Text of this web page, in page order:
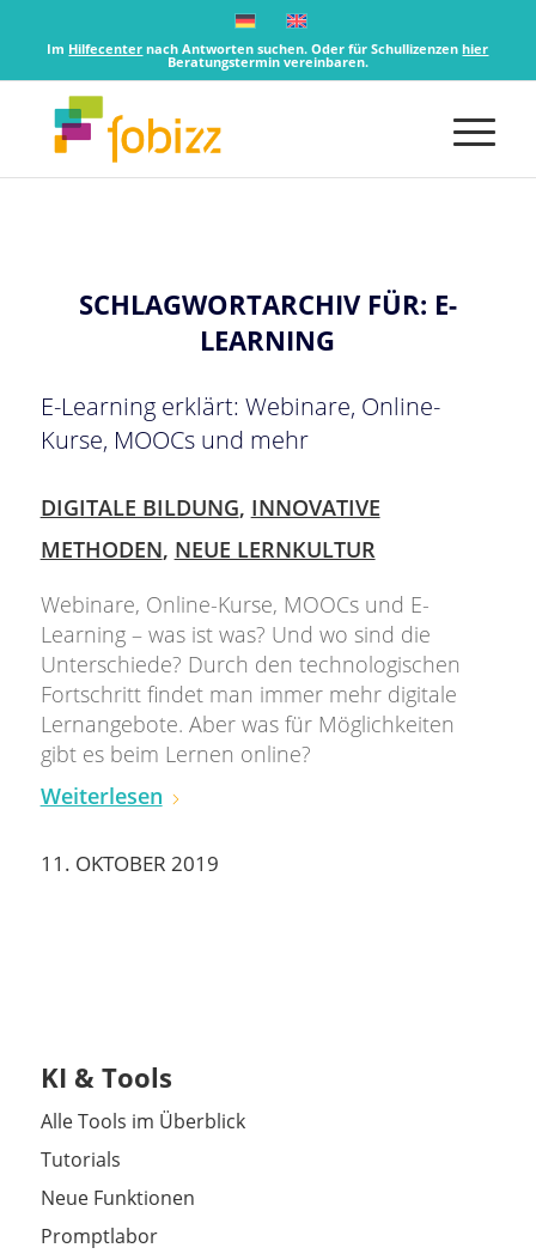
Im Hilfecenter nach Antworten suchen. Oder für Schullizenzenhier
Beratungstermin vereinbaren.
SCHLAGWORTARCHIV FÜR: E-
LEARNING
E-Learning erklärt: Webinare, Online-
Kurse, MOOCs und mehr
DIGITALE BILDUNG, INNOVATIVE
METHODEN, NEUE LERNKULTUR
Webinare, Online-Kurse, MOOCs und E-
Learning – was ist was? Und wo sind die
Unterschiede? Durch den technologischen
Fortschritt findet man immer mehr digitale
Lernangebote. Aber was für Möglichkeiten
gibt es beim Lernen online?
Weiterlesen
11. OKTOBER 2019
KI & Tools
Alle Tools im Überblick
Tutorials
Neue Funktionen
Promptlabor